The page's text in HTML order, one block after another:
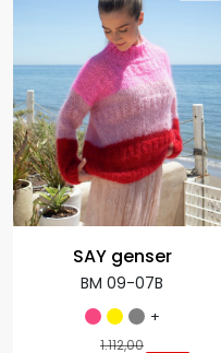
SAY genser
BM 09-07B
+
1.112,00